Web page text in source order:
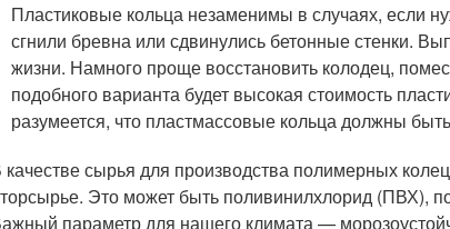
Пластиковые кольца незаменимы в случаях, если
сгнили бревна или сдвинулись бетонные стенки.
жизни. Намного проще восстановить колодец,
подобного варианта будет высокая стоимость
разумеется, что пластмассовые кольца должны
качестве сырья для производства полимерных
Это может быть поливинилхлорид (ПВХ),
параметр для нашего климата —